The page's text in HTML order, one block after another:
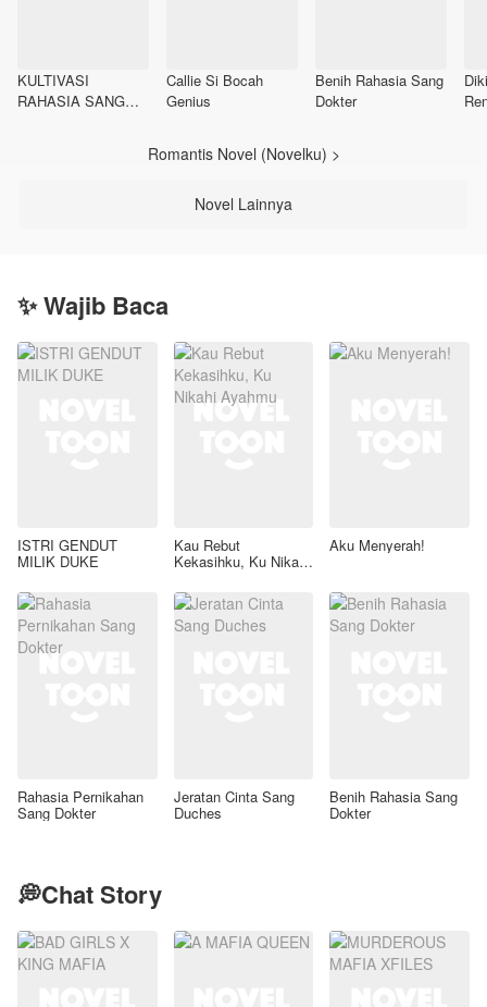
KULTIVASI
RAHASIA SANG
Callie Si Bocah
Genius
Benih Rahasia Sang
Dokter
Romantis Novel (Novelku) >
Novel Lainnya
✨ Wajib Baca
ISTRI GENDUT
MILIK DUKE
Kau Rebut
Kekasihku, Ku Nikahi
Aku Menyerah!
Rahasia Pernikahan
Sang Dokter
Jeratan Cinta Sang
Duches
Benih Rahasia Sang
Dokter
💭Chat Story